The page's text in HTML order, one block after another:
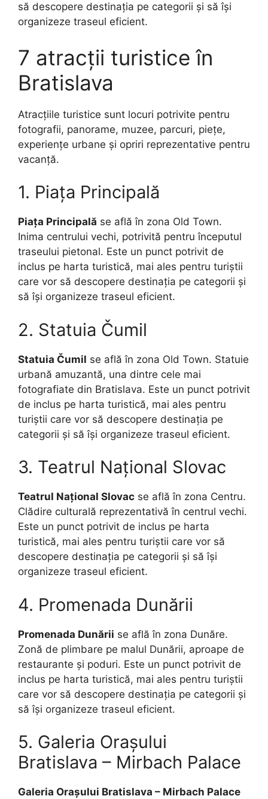
să descopere destinația pe categorii și să își
organizeze traseul eficient.
7 atracții turistice în
Bratislava
Atracțiile turistice sunt locuri potrivite pentru
fotografii, panorame, muzee, parcuri, piețe,
experiențe urbane și opriri reprezentative pentru
vacanță.
1. Piața Principală
Piața Principală se află în zona Old Town.
Inima centrului vechi, potrivită pentru începutul
traseului pietonal. Este un punct potrivit de
inclus pe harta turistică, mai ales pentru turiștii
care vor să descopere destinația pe categorii și
să își organizeze traseul eficient.
2. Statuia Čumil
Statuia Čumil se află în zona Old Town. Statuie
urbană amuzantă, una dintre cele mai
fotografiate din Bratislava. Este un punct potrivit
de inclus pe harta turistică, mai ales pentru
turiștii care vor să descopere destinația pe
categorii și să își organizeze traseul eficient.
3. Teatrul Național Slovac
Teatrul Național Slovac se află în zona Centru.
Clădire culturală reprezentativă în centrul vechi.
Este un punct potrivit de inclus pe harta
turistică, mai ales pentru turiștii care vor să
descopere destinația pe categorii și să își
organizeze traseul eficient.
4. Promenada Dunării
Promenada Dunării se află în zona Dunăre.
Zonă de plimbare pe malul Dunării, aproape de
restaurante și poduri. Este un punct potrivit de
inclus pe harta turistică, mai ales pentru turiștii
care vor să descopere destinația pe categorii și
să își organizeze traseul eficient.
5. Galeria Orașului
Bratislava – Mirbach Palace
Galeria Orașului Bratislava – Mirbach Palace